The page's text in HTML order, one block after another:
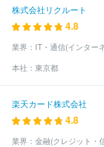
株式会社リクルート
4.8
業界： IT・通信(インター
本社： 東京都
楽天カード株式会社
4.8
業界： 金融(クレジット・